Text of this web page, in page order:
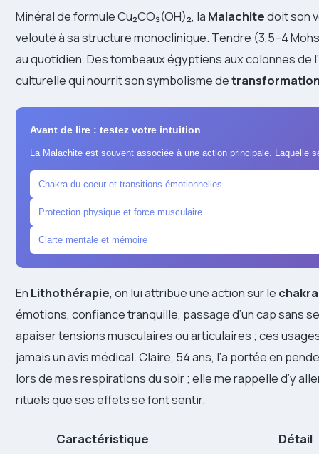
Minéral de formule Cu₂CO₃(OH)₂, la Malachitedoit son
velouté à sa structure monoclinique. Tendre (3,5–4
au quotidien. Des tombeaux égyptiens aux colonnes de
culturelle qui nourrit son symbolisme de
Avant de lire : testez votre intuition
La Malachite est souvent associée à une action principale. Laquelle
Chakra du coeur et transitions émotionnelles
Protection physique et force musculaire
Clarte mentale et mémoire
En Lithothérapie, on lui attribue une action sur le
émotions, confiance tranquille, passage d’un cap sans
apaiser tensions musculaires ou articulaires ; ces
jamais un avis médical. Claire, 54 ans, l’a portée en
lors de mes respirations du soir ; elle me rappelle d’y
rituels que ses effets se font sentir.
Caractéristique
Détail